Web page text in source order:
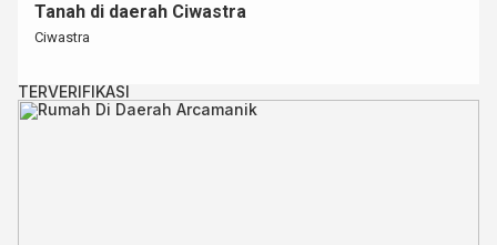
Tanah di daerah Ciwastra
Ciwastra
TERVERIFIKASI